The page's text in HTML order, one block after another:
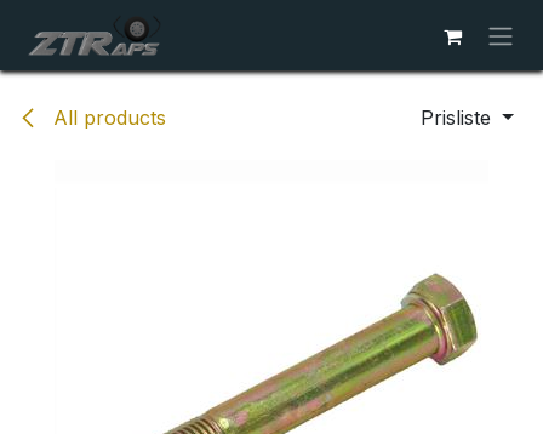
All products Prisliste